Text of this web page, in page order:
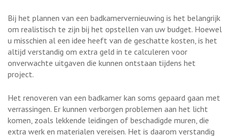
Bij het plannen van een badkamervernieuwing is het belangrijk
om realistisch te zijn bij het opstellen van uw budget. Hoewel
u misschien al een idee heeft van de geschatte kosten, is het
altijd verstandig om extra geld in te calculeren voor
onverwachte uitgaven die kunnen ontstaan tijdens het
project.
Het renoveren van een badkamer kan soms gepaard gaan met
verrassingen. Er kunnen verborgen problemen aan het licht
komen, zoals lekkende leidingen of beschadigde muren, die
extra werk en materialen vereisen. Het is daarom verstandig